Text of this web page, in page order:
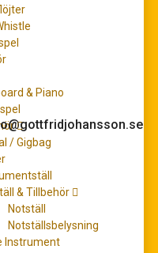
& Piano
/ Gigbag
& Tillbehör
Notställ
Notställsbelysning
Instrument
köpet?
– fredag 10-12